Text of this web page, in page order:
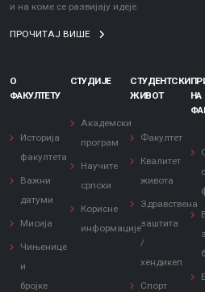
и на коме се развијају идеје.
ПРОЧИТАЈ ВИШЕ
О
ФАКУЛТЕТУ
Историја
факултета
Важни
датуми
Мисија
Чињенице
и
бројке
СТУДИЈЕ
Академски
програм
Научите
српски
Корисне
информације
СТУДЕНТСКИ
ЖИВОТ
Факултет
Квалитет
живота
Здравствена
заштита
/
хендикеп
Спорт
НА